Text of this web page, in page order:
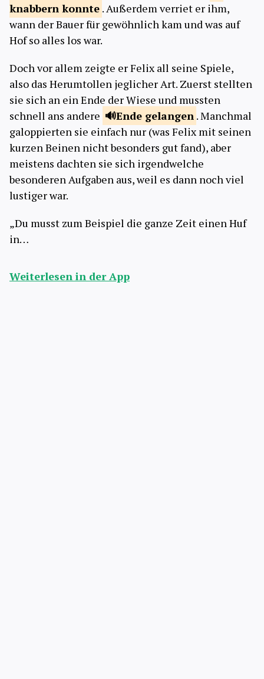
knabbern konnte . Außerdem verriet er ihm,
wann der Bauer für gewöhnlich kam und was auf
Hof so alles los war.
Doch vor allem zeigte er Felix all seine Spiele,
also das Herumtollen jeglicher Art. Zuerst stellten
sie sich an ein Ende der Wiese und mussten
schnell ans andere
Ende gelangen . Manchmal
galoppierten sie einfach nur (was Felix mit seinen
kurzen Beinen nicht besonders gut fand), aber
meistens dachten sie sich irgendwelche
besonderen Aufgaben aus, weil es dann noch viel
lustiger war.
„Du musst zum Beispiel die ganze Zeit einen Huf
in…
Weiterlesen in der App